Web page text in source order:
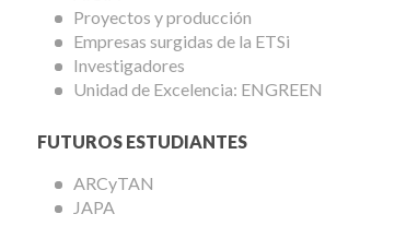
Proyectos y producción
Empresas surgidas de la ETSi
Investigadores
Unidad de Excelencia: ENGREEN
FUTUROS ESTUDIANTES
ARCyTAN
JAPA